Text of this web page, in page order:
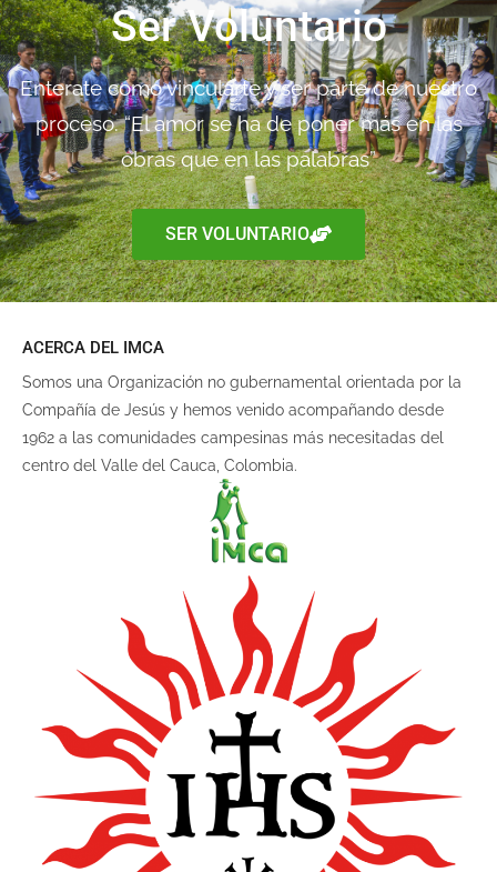
Ser Voluntario
Enterate como vincularte y ser parte de nuestro
proceso. “El amor se ha de poner más en las
obras que en las palabras”
SER VOLUNTARIO
ACERCA DEL IMCA
Somos una Organización no gubernamental orientada por la
Compañía de Jesús y hemos venido acompañando desde
1962 a las comunidades campesinas más necesitadas del
centro del Valle del Cauca, Colombia.